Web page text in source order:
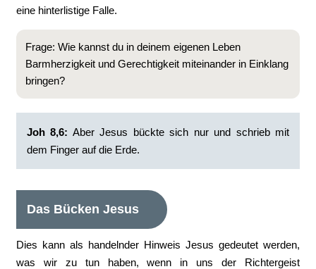
eine hinterlistige Falle.
Frage: Wie kannst du in deinem eigenen Leben
Barmherzigkeit und Gerechtigkeit miteinander in Einklang
bringen?
Joh 8,6: Aber Jesus bückte sich nur und schrieb mit
dem Finger auf die Erde.
Das Bücken Jesus
Dies kann als handelnder Hinweis Jesus gedeutet werden,
was wir zu tun haben, wenn in uns der Richtergeist